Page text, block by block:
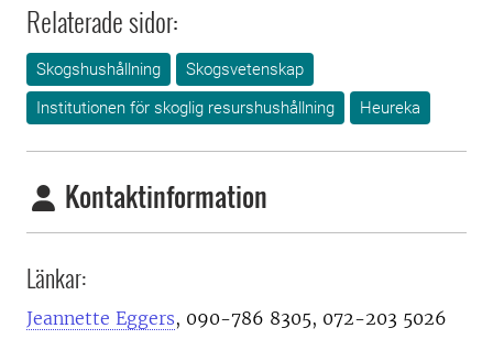
Relaterade sidor:
Skogshushållning
Skogsvetenskap
Institutionen för skoglig resurshushållning
Heureka
Kontaktinformation
Länkar:
Jeannette Eggers, 090-786 8305, 072-203 5026